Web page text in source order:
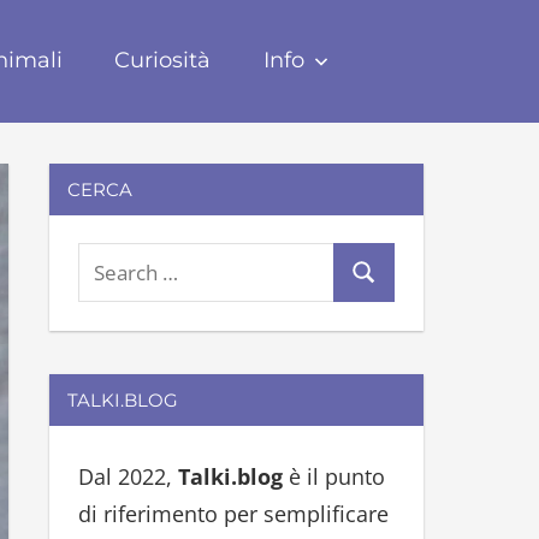
Curiosità Info
CERCA
e
a
r
c
f
o
e
c
TALKI.BLOG
Dal 2022, Talki.blogè il punto
di riferimento per semplificare